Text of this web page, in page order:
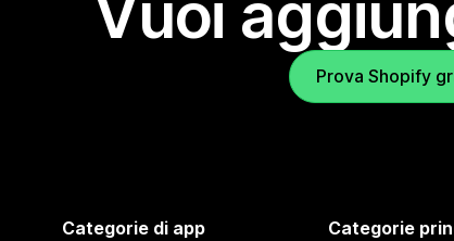
Vuoi
Prova Shopify
Categorie di app Categorie